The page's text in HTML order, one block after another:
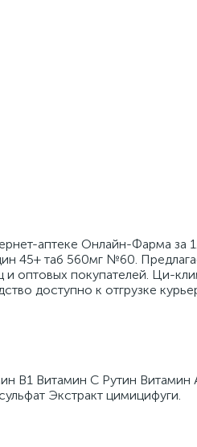
аптеке Онлайн-Фарма за
45+ таб 560мг №60.
и оптовых покупателей. Ци-
доступно к отгрузке
B1 Витамин С Рутин Витамин
Экстракт цимицифуги.